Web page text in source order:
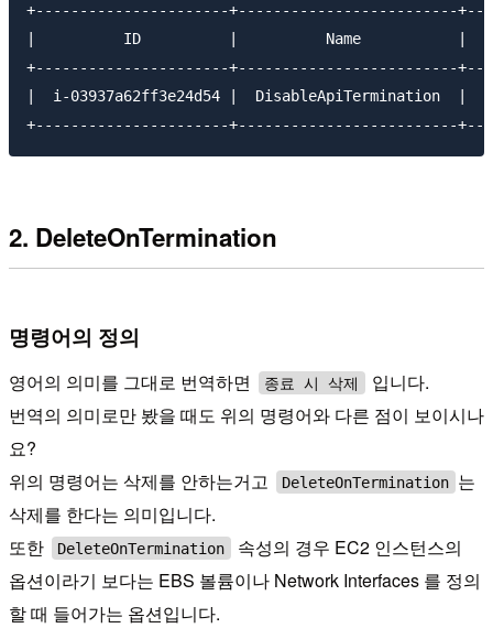
+----------------------+-------------------------
|          ID          |          Name           |
+----------------------+-------------------------
|  i-03937a62ff3e24d54 |  DisableApiTermination  |
2. DeleteOnTermination
명령어의 정의
영어의 의미를 그대로 번역하면 종료 시 삭제
입니다.
번역의 의미로만 봤을 때도 위의 명령어와 다른 점이 보이시나
요?
위의 명령어는 삭제를 안하는거고
DeleteOnTermination 는
삭제를 한다는 의미입니다.
또한
DeleteOnTermination
속성의 경우 EC2 인스턴스의
옵션이라기 보다는 EBS 볼륨이나 Network Interfaces 를 정의
할 때 들어가는 옵션입니다.